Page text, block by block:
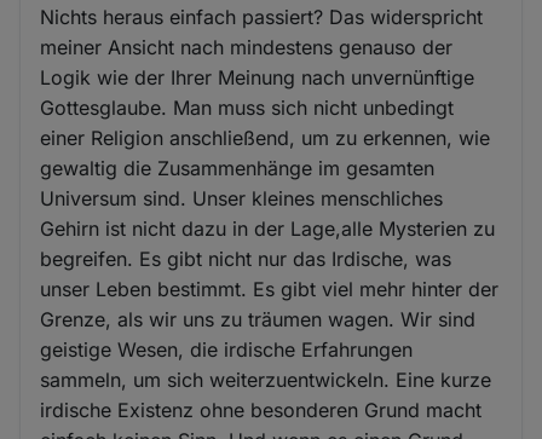
Nichts heraus einfach passiert? Das widerspricht
meiner Ansicht nach mindestens genauso der
Logik wie der Ihrer Meinung nach unvernünftige
Gottesglaube. Man muss sich nicht unbedingt
einer Religion anschließend, um zu erkennen, wie
gewaltig die Zusammenhänge im gesamten
Universum sind. Unser kleines menschliches
Gehirn ist nicht dazu in der Lage,alle Mysterien zu
begreifen. Es gibt nicht nur das Irdische, was
unser Leben bestimmt. Es gibt viel mehr hinter der
Grenze, als wir uns zu träumen wagen. Wir sind
geistige Wesen, die irdische Erfahrungen
sammeln, um sich weiterzuentwickeln. Eine kurze
irdische Existenz ohne besonderen Grund macht